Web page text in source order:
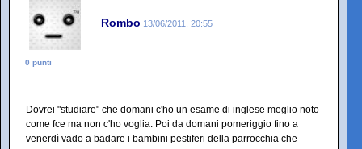
Rombo 13/06/2011, 20:55
0 punti
Dovrei "studiare" che domani c'ho un esame di inglese meglio noto
come fce ma non c'ho voglia. Poi da domani pomeriggio fino a
venerdì vado a badare i bambini pestiferi della parrocchia che